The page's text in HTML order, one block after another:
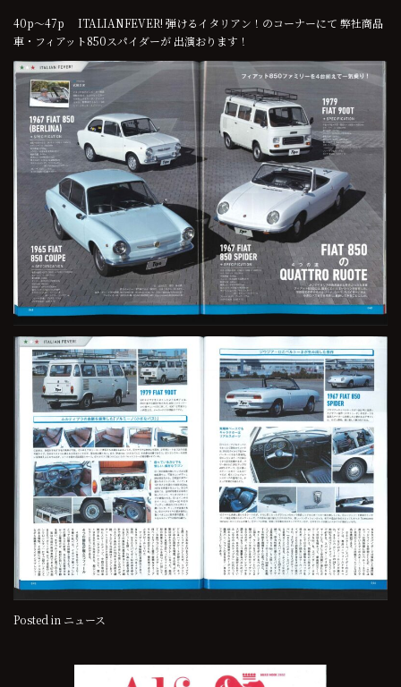
40p～47p ITALIANFEVER! 弾けるイタリアン！のコーナーにて 弊社商品
車・フィアット850スパイダーが 出演おります！
Posted in ニュース